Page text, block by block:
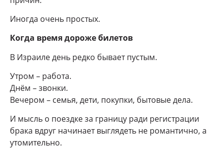
Иногда очень простых.
Когда время дороже билетов
В Израиле день редко бывает пустым.
Утром – работа.
Днём – звонки.
Вечером – семья, дети, покупки, бытовые дела.
И мысль о поездке за границу ради регистрации
брака вдруг начинает выглядеть не романтично, а
утомительно.